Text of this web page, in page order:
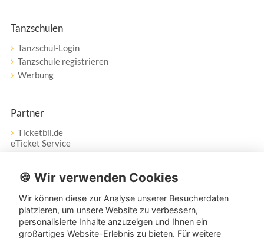
Tanzschulen
Tanzschul-Login
Tanzschule registrieren
Werbung
Partner
Ticketbil.de
eTicket Service
Vertrag widerrufen
Service
Unser Tanzpartner-Service hilft Ihnen bei Fragen und
🍪 Wir verwenden Cookies
Wir können diese zur Analyse unserer Besucherdaten
platzieren, um unsere Website zu verbessern,
personalisierte Inhalte anzuzeigen und Ihnen ein
großartiges Website-Erlebnis zu bieten. Für weitere